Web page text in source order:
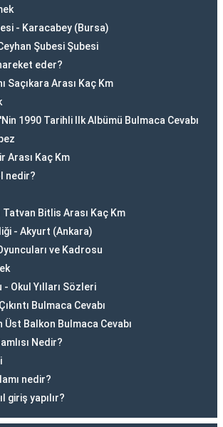
- Karacabey (Bursa)
Şubesi Şubesi
eder?
Saçıkara Arası Kaç Km
1990 Tarihli Ilk Albümü Bulmaca Cevabı
Arası Kaç Km
nedir?
Tatvan Bitlis Arası Kaç Km
- Akyurt (Ankara)
ve Kadrosu
Okul Yılları Sözleri
Bulmaca Cevabı
Üst Balkon Bulmaca Cevabı
Nedir?
nedir?
giriş yapılır?